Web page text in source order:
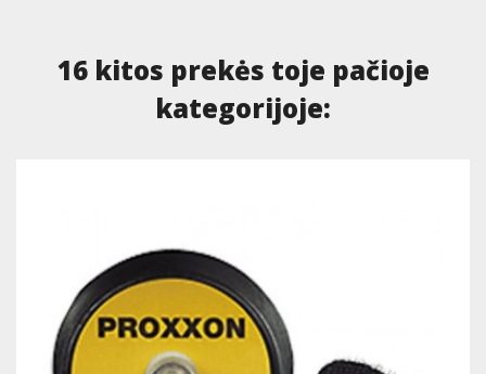
16 kitos prekės toje pačioje
kategorijoje: